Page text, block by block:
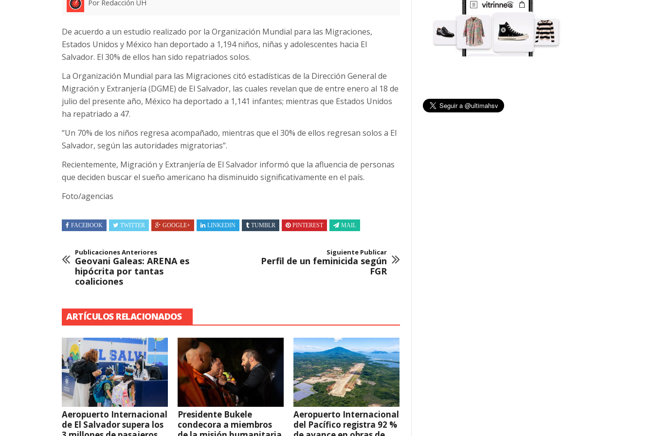
Por Redacción UH
De acuerdo a un estudio realizado por la Organización Mundial para las Migraciones,
Estados Unidos y México han deportado a 1,194 niños, niñas y adolescentes hacia El
Salvador. El 30% de ellos han sido repatriados solos.
La Organización Mundial para las Migraciones citó estadísticas de la Dirección General de
Migración y Extranjería (DGME) de El Salvador, las cuales revelan que de entre enero al 18 de
julio del presente año, México ha deportado a 1,141 infantes; mientras que Estados Unidos
ha repatriado a 47.
“Un 70% de los niños regresa acompañado, mientras que el 30% de ellos regresan solos a El
Salvador, según las autoridades migratorias”.
Recientemente, Migración y Extranjería de El Salvador informó que la afluencia de personas
que deciden buscar el sueño americano ha disminuido significativamente en el país.
Foto/agencias
FACEBOOK TWITTER GOOGLE+ LINKEDIN TUMBLR PINTEREST MAIL
Publicaciones Anteriores
Geovani Galeas: ARENA es
hipócrita por tantas
coaliciones
Siguiente Publicar
Perfil de un feminicida según
FGR
ARTÍCULOS RELACIONADOS
Aeropuerto Internacional
de El Salvador supera los
Presidente Bukele
condecora a miembros
Aeropuerto Internacional
del Pacífico registra 92 %